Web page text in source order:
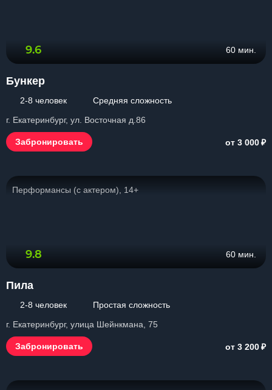
9.6 60 мин.
Бункер
2-8 человек
Средняя сложность
г. Екатеринбург, ул. Восточная д.86
Забронировать от 3 000₽
Перформансы (с актером), 14+
9.8 60 мин.
Пила
2-8 человек
Простая сложность
г. Екатеринбург, улица Шейнкмана, 75
Забронировать от 3 200₽